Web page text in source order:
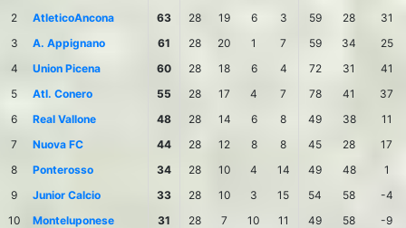
2
AtleticoAncona 63 28 19 6 3 59 28
31
3
A. Appignano 61 28 20 1 7 59 34
25
4
Union Picena 60 28 18 6 4 72 31
41
5
Atl. Conero 55 28 17 4 7 78 41
37
6
Real Vallone 48 28 14 6 8 49 38
11
7
Nuova FC 44 28 12 8 8 45 28
17
8
Ponterosso 34 28 10 4 14 49 48
1
9
Junior Calcio 33 28 10 3 15 54 58
-4
10
Monteluponese 31 28 7 10 11 49 58
-9